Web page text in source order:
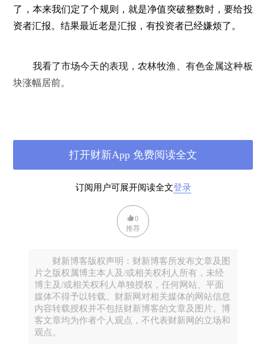
了，本来我们定了个规则，就是净值突破整数时，要给投
资者汇报。结果最近老是汇报，有投资者已经嫌烦了。
块涨幅居前。
订阅用户可展开阅读全文登录
打开财新App 免费阅读全文
0
推荐
财新博客版权声明：财新博客所发布文章及图
片之版权属博主本人及/或相关权利人所有，未经
博主及/或相关权利人单独授权，任何网站、平面
媒体不得予以转载。财新网对相关媒体的网站信息
内容转载授权并不包括财新博客的文章及图片。博
客文章均为作者个人观点，不代表财新网的立场和
观点。